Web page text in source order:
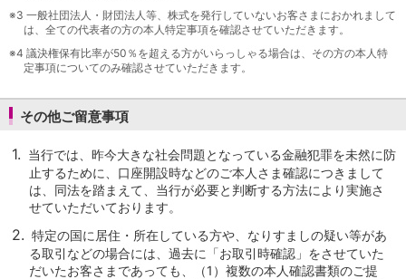
茨城県
栃木県
群馬県
埼玉県
東京都
神奈川県
新潟県
富山県
石川県
山梨県
長野県
東海／近畿
岐阜県
※3 一般社団法人・財団法人等、株式を発行していないお客さまにおかれまして
は、全ての代表者の方の本人特定事項を確認させていただきます。
※4 議決権保有比率が50％を超える方がいらっしゃる場合は、その方の本人特
定事項についてのみ確認させていただきます。
その他ご留意事項
1. 当行では、昨今大きな社会問題となっている金融犯罪を未然に防
止するために、口座開設時などのご本人さま確認につきまして
は、同法を踏まえて、当行が必要と判断する方法により実施さ
せていただいております。
2. 特定の国に居住・所在している方や、なりすましの疑い等があ
る取引などの場合には、過去に「お取引時確認」をさせていた
だいたお客さまであっても、（1）複数の本人確認書類のご提